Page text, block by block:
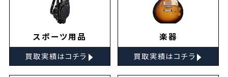
スポーツ用品
買取実績はコチラ ▸
楽器
買取実績はコチラ ▸